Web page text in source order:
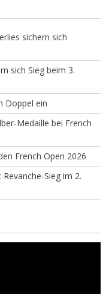
sichern sich
sich Sieg beim 3.
Doppel ein
Medaille bei French
French Open 2026
Sieg im 2.